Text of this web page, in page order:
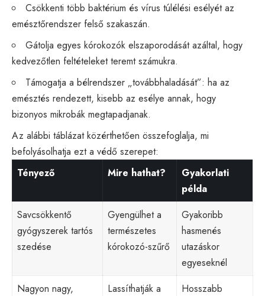
Csökkenti több baktérium és vírus túlélési esélyét az
emésztőrendszer felső szakaszán.
Gátolja egyes kórokozók elszaporodását azáltal, hogy
kedvezőtlen feltételeket teremt számukra.
Támogatja a bélrendszer „továbbhaladását”: ha az
emésztés rendezett, kisebb az esélye annak, hogy
bizonyos mikrobák megtapadjanak.
Az alábbi táblázat közérthetően összefoglalja, mi
befolyásolhatja ezt a védő szerepet:
Tényező
Mire hathat?
Gyakorlati
példa
Savcsökkentő
gyógyszerek tartós
szedése
Gyengülhet a
természetes
kórokozó-szűrő
Gyakoribb
hasmenés
utazáskor
egyeseknél
Nagyon nagy,
Lassíthatják a
Hosszabb